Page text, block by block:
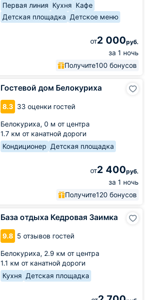
Первая линия Кухня Кафе
Детская площадка Детское меню
от2 000руб.
за 1 ночь
Получите100 бонусов
Гостевой дом Белокуриха
8.3 33 оценки гостей
Белокуриха, 0 м от центра
1.7 км от канатной дороги
Кондиционер Детская площадка
от2 400руб.
за 1 ночь
Получите120 бонусов
База отдыха Кедровая Заимка
9.8 5 отзывов гостей
Белокуриха, 2.9 км от центра
1.1 км от канатной дороги
Кухня Детская площадка